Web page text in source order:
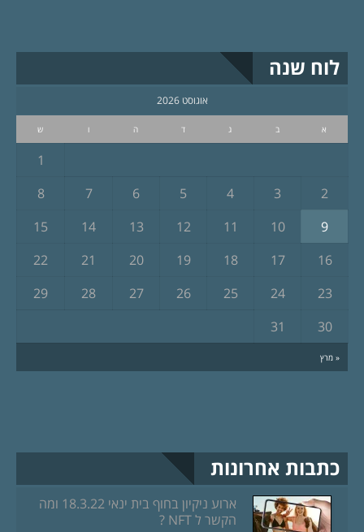
לוח שנה
אוגוסט 2026
א ב ג ד ה ו ש
« מרץ
1
2
3
4
5
6
7
8
9
10
11
12
13
14
15
16
17
18
19
20
21
22
23
24
25
26
27
28
29
30
31
כתבות אחרונות
ארוע ניקיון בחוף בית ינאי 18.3.22 ומה
הקשר ל NFT ?